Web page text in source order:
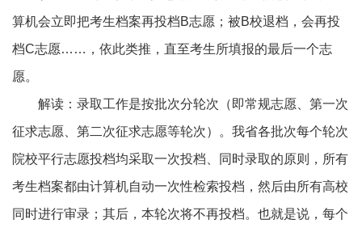
算机会立即把考生档案再投档B志愿；被B校退档，会再投
档C志愿……，依此类推，直至考生所填报的最后一个志
愿。
解读：录取工作是按批次分轮次（即常规志愿、第一次
征求志愿、第二次征求志愿等轮次）。我省各批次每个轮次
院校平行志愿投档均采取一次投档、同时录取的原则，所有
考生档案都由计算机自动一次性检索投档，然后由所有高校
同时进行审录；其后，本轮次将不再投档。也就是说，每个